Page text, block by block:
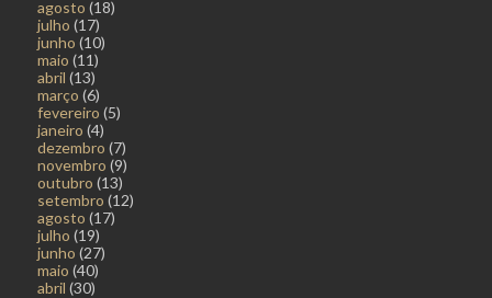
agosto (18)
julho (17)
junho (10)
maio (11)
abril (13)
março (6)
fevereiro (5)
janeiro (4)
dezembro (7)
novembro (9)
outubro (13)
setembro (12)
agosto (17)
julho (19)
junho (27)
maio (40)
abril (30)